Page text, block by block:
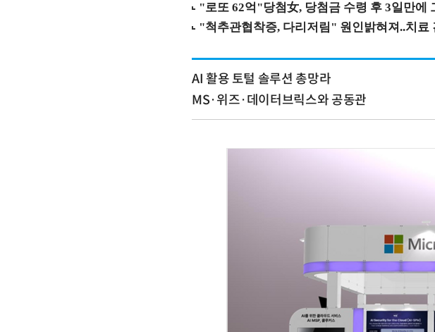
AI 활용 토털 솔루션 총망라
MS·위즈·데이터브릭스와 공동관